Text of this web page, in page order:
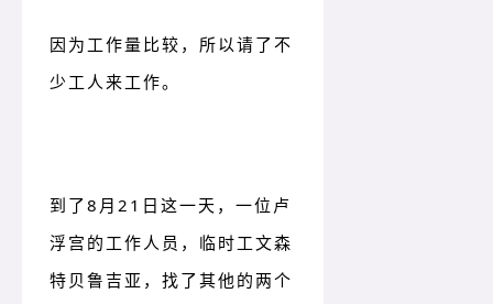
因为工作量比较，所以请了不
少工人来工作。
到了8月21日这一天，一位卢
浮宫的工作人员，临时工文森
特贝鲁吉亚，找了其他的两个